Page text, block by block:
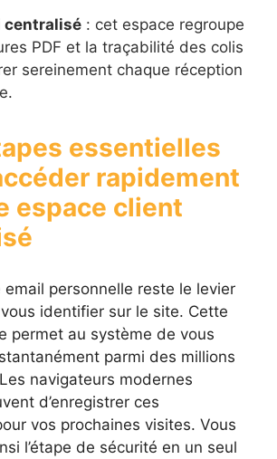
centralisé : cet espace regroupe
PDF et la traçabilité des colis
sereinement chaque réception
essentielles
rapidement
espace client
personnelle reste le levier
identifier sur le site. Cette
permet au système de vous
parmi des millions
navigateurs modernes
d’enregistrer ces
vos prochaines visites. Vous
l’étape de sécurité en un seul